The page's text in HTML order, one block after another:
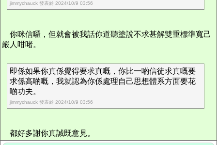
jimmychauck 發表於 2024/10/9 03:56
你咪信囉，但就會被我話你道聽塗說不求甚解雙重標準寬己
嚴人咁啫。
即係如果你真係覺得要求真嘅，你比一啲信徒求真嘅要
求係高啲嘅，我就認為你係處理自己思想體系方面要花
啲功夫。
jimmychauck 發表於 2024/10/9 03:56
都好多謝你真誠既意見。